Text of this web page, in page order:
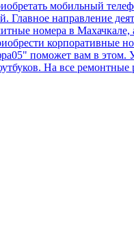
мобильный
направление
номера в Махачкале,
поможет вам в этом.
На все ремонтные